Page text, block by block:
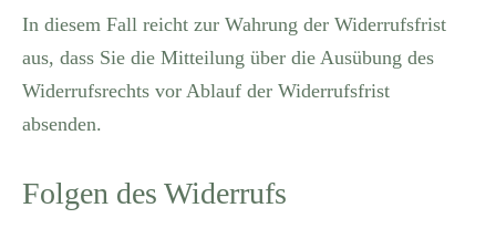
In diesem Fall reicht zur Wahrung der Widerrufsfrist
aus, dass Sie die Mitteilung über die Ausübung des
Widerrufsrechts vor Ablauf der Widerrufsfrist
absenden.
Folgen des Widerrufs